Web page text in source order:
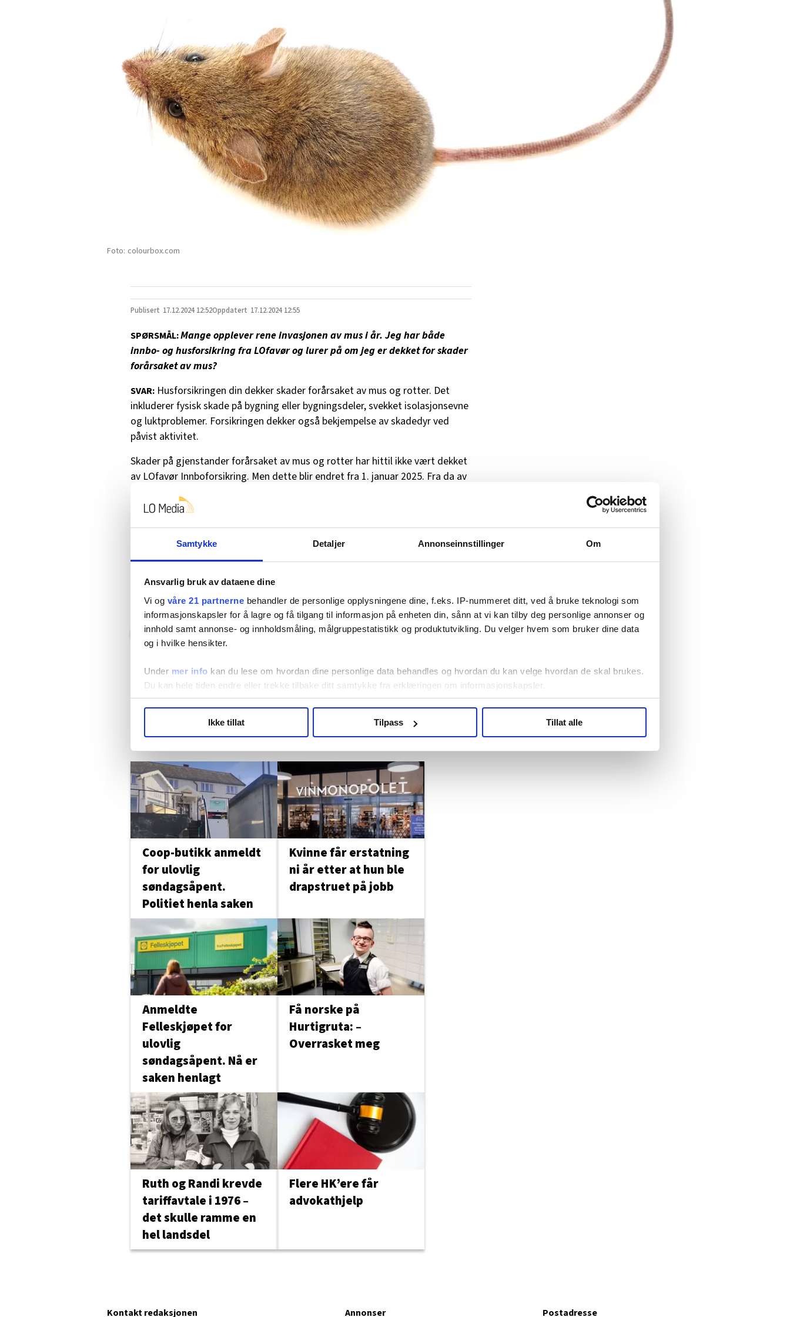
Samtykke Detaljer Annonseinnstillinger Om
Ansvarlig bruk av dataene dine
Vi og våre 21 partnerne behandler de personlige opplysningene dine, f.eks. IP-nummeret ditt, ved å bruke teknologi som
informasjonskapsler for å lagre og få tilgang til informasjon på enheten din, sånn at vi kan tilby deg personlige annonser og
innhold samt annonse- og innholdsmåling, målgruppestatistikk og produktutvikling. Du velger hvem som bruker dine data
og i hvilke hensikter.
Under mer info kan du lese om hvordan dine personlige data behandles og hvordan du kan velge hvordan de skal brukes.
Du kan hele tiden endre eller trekke tilbake ditt samtykke fra erklæringen om informasjonskapsler.
hvordan våre nettsider blir brukt slik at vi tilby relevant innhold, tilpassede annonser og utarbeide statistikk.
Ikke tillat Tilpass Tillat alle
colourbox.com
17.12.2024 12:52 17.12.2024 12:55
SPØRSMÅL:Mange opplever rene invasjonen av mus i år. Jeg har både
innbo- og husforsikring fra LOfavør og lurer på om jeg er dekket for skader
forårsaket av mus?
SVAR: Husforsikringen din dekker skader forårsaket av mus og rotter. Det
inkluderer fysisk skade på bygning eller bygningsdeler, svekket isolasjonsevne
og luktproblemer. Forsikringen dekker også bekjempelse av skadedyr ved
påvist aktivitet.
Skader på gjenstander forårsaket av mus og rotter har hittil ikke vært dekket
av LOfavør Innboforsikring. Men dette blir endret fra 1. januar 2025. Fra da av
bygninger som brukes til boligformål.
Magne Gundersen
Forbrukerøkonom i Sparebank 1
Denne artikkelen erover ett år gammel
Ekspertene svarer
Del artikkel
Flere saker
Coop-butikk anmeldt
for ulovlig
søndagsåpent.
Politiet henla saken
Kvinne får erstatning
ni år etter at hun ble
drapstruet på jobb
Anmeldte
Felleskjøpet for
ulovlig
søndagsåpent. Nå er
saken henlagt
Få norske på
Hurtigruta: –
Overrasket meg
Ruth og Randi krevde
tariffavtale i 1976 –
det skulle ramme en
hel landsdel
Flere HK’ere får
advokathjelp
Kontakt redaksjonen Annonser Postadresse